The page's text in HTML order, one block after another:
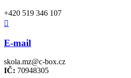
+420 519 346 107

E-mail
skola.mz@c-box.cz
IČ: 70948305